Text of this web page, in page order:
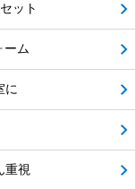
ット
ーム
に
重視